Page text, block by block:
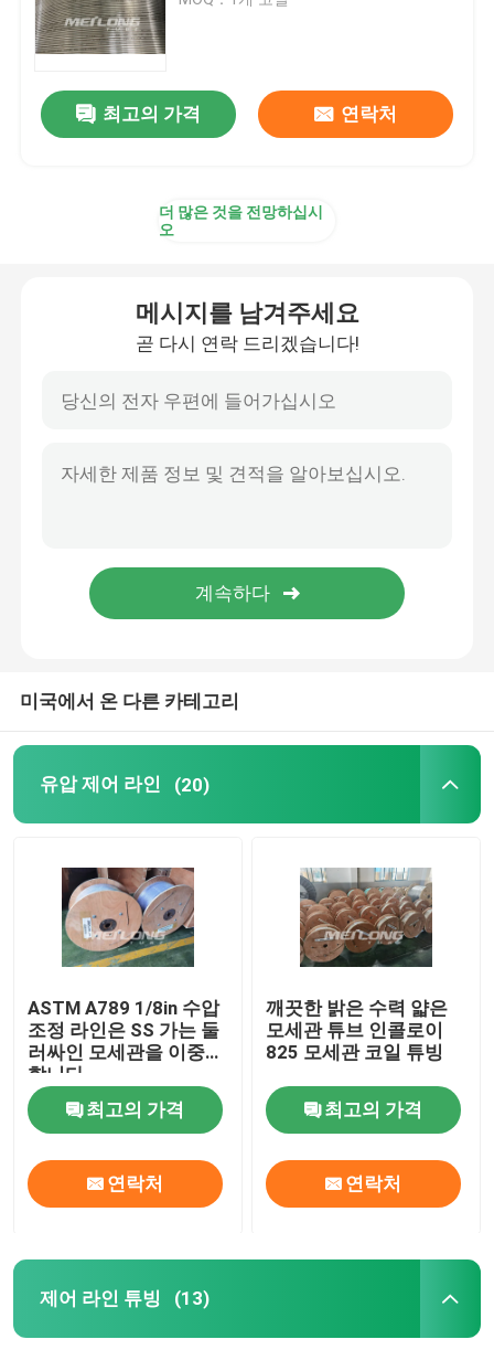
제어 라인 튜빙
모세관 코일 튜브
캡슐화된 제어 라인
캡슐화된 케이블을 관을 달기
SS 유압 튜브
니켈 합금 배관
지열 배관
최고의 가격 연락처
더 많은 것을 전망하십시
오
메시지를 남겨주세요
곧 다시 연락 드리겠습니다!
미국에서 온 다른 카테고리
유압 제어 라인 (20)
ASTM A789 1/8in 수압
조정 라인은 SS 가는 둘
러싸인 모세관을 이중화
합니다
최고의 가격
연락처
깨끗한 밝은 수력 얇은
모세관 튜브 인콜로이
825 모세관 코일 튜빙
최고의 가격
연락처
제어 라인 튜빙 (13)